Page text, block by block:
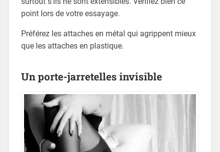
point lors de votre essayage.
Préférez les attaches en métal qui agrippent mieux
que les attaches en plastique.
Un porte-jarretelles invisible